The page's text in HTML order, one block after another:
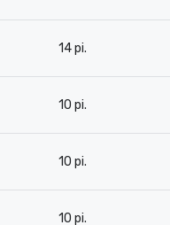
14 pi.
10 pi.
10 pi.
10 pi.